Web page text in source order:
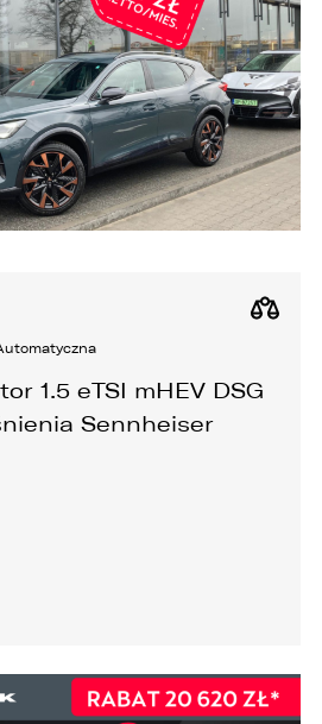
1.5 eTSI mHEV DSG
Sennheiser